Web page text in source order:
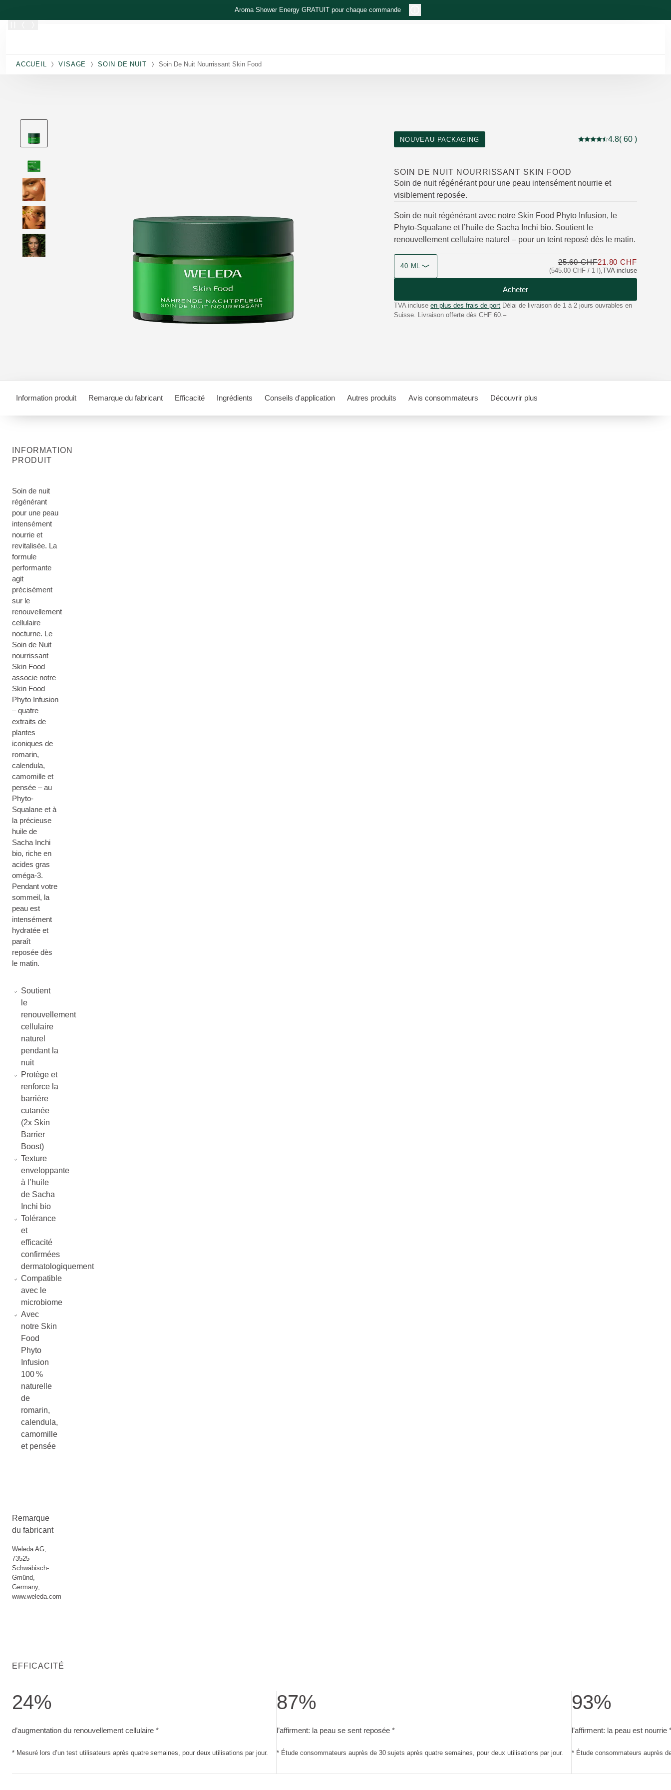
Aroma Shower Energy GRATUIT pour chaque commande
ACCUEIL VISAGE SOIN DE NUIT Soin De Nuit Nourrissant Skin Food
NOUVEAU PACKAGING
Note actuelle : 4.8 sur 5
4.8( 60 )
SOIN DE NUIT NOURRISSANT SKIN FOOD
Soin de nuit régénérant pour une peau intensément nourrie et
visiblement reposée.
Soin de nuit régénérant avec notre Skin Food Phyto Infusion, le
Phyto-Squalane et l’huile de Sacha Inchi bio. Soutient le
renouvellement cellulaire naturel – pour un teint reposé dès le matin.
40 ML
(545.00 CHF / 1 l),TVA incluse
25.60 CHF21.80 CHF
Acheter
TVA incluse en plus des frais de port Délai de livraison de 1 à 2 jours ouvrables en
Suisse. Livraison offerte dès CHF 60.–
Information produit Remarque du fabricant Efficacité Ingrédients Conseils d'application Autres produits Avis consommateurs Découvrir plus
INFORMATION
PRODUIT
Soin de nuit
régénérant
pour une peau
intensément
nourrie et
revitalisée. La
formule
performante
agit
précisément
sur le
renouvellement
cellulaire
nocturne. Le
Soin de Nuit
nourrissant
Skin Food
associe notre
Skin Food
Phyto Infusion
– quatre
extraits de
plantes
iconiques de
romarin,
calendula,
camomille et
pensée – au
Phyto-
Squalane et à
la précieuse
huile de
Sacha Inchi
bio, riche en
acides gras
oméga-3.
Pendant votre
sommeil, la
peau est
intensément
hydratée et
paraît
reposée dès
le matin.
Soutient
le
renouvellement
cellulaire
naturel
pendant la
nuit
Protège et
renforce la
barrière
cutanée
(2x Skin
Barrier
Boost)
Texture
enveloppante
à l’huile
de Sacha
Inchi bio
Tolérance
et
efficacité
confirmées
dermatologiquement
Compatible
avec le
microbiome
Avec
notre Skin
Food
Phyto
Infusion
100 %
naturelle
de
romarin,
calendula,
camomille
et pensée
Remarque
du fabricant
Weleda AG,
73525
Schwäbisch-
Gmünd,
Germany,
www.weleda.com
EFFICACITÉ
24%
d’augmentation du renouvellement cellulaire *
* Mesuré lors d’un test utilisateurs après quatre semaines, pour deux utilisations par jour.
87%
l’affirment: la peau se sent reposée *
* Étude consommateurs auprès de 30 sujets après quatre semaines, pour deux utilisations par jour.
93%
l’affirment: la peau est nourrie
* Étude consommateurs auprès